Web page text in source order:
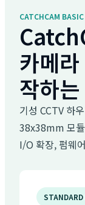
CATCHCAM
카메
작하
기성 CCTV 하
38x38mm 모
I/O 확장, 펌웨